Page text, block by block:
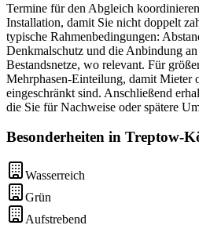
Termine für den Abgleich
Installation, damit Sie nicht doppelt
typische Rahmenbedingungen:
Denkmalschutz und die Anbindung
Bestandsnetze, wo relevant. Für
Mehrphasen-Einteilung, damit Mieter
eingeschränkt sind. Anschließend
die Sie für Nachweise oder spätere
Besonderheiten in Treptow-
Wasserreich
Grün
Aufstrebend